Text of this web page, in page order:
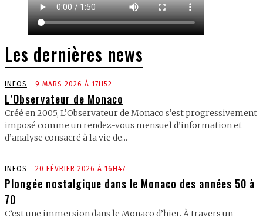
Les dernières news
INFOS 9 MARS 2026 À 17H52
L’Observateur de Monaco
Créé en 2005, L’Observateur de Monaco s’est progressivement
imposé comme un rendez-vous mensuel d’information et
d’analyse consacré à la vie de...
INFOS 20 FÉVRIER 2026 À 16H47
Plongée nostalgique dans le Monaco des années 50 à
70
C’est une immersion dans le Monaco d’hier. À travers un